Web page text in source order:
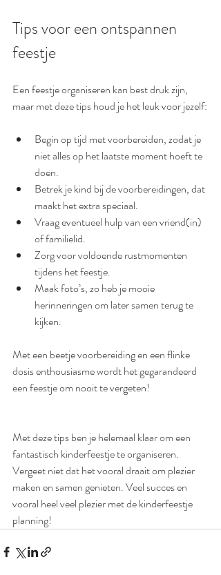
Tips voor een ontspannen
feestje
Een feestje organiseren kan best druk zijn,
maar met deze tips houd je het leuk voor jezelf:
Begin op tijd met voorbereiden, zodat je
niet alles op het laatste moment hoeft te
doen.
Betrek je kind bij de voorbereidingen, dat
maakt het extra speciaal.
Vraag eventueel hulp van een vriend(in)
of familielid.
Zorg voor voldoende rustmomenten
tijdens het feestje.
Maak foto’s, zo heb je mooie
herinneringen om later samen terug te
kijken.
Met een beetje voorbereiding en een flinke
dosis enthousiasme wordt het gegarandeerd
een feestje om nooit te vergeten!
Met deze tips ben je helemaal klaar om een
fantastisch kinderfeestje te organiseren.
Vergeet niet dat het vooral draait om plezier
maken en samen genieten. Veel succes en
vooral heel veel plezier met de kinderfeestje
planning!